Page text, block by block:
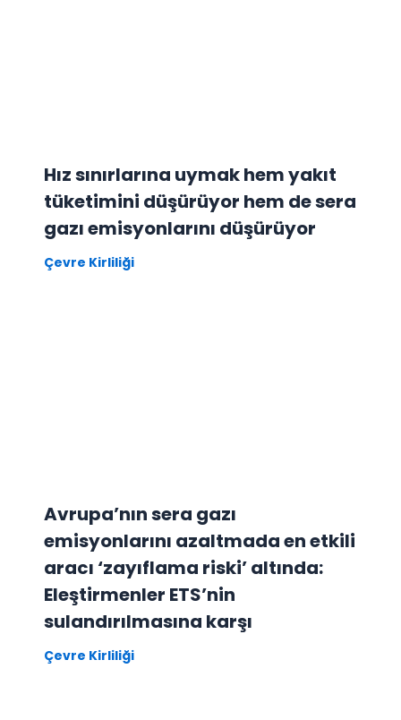
Hız sınırlarına uymak hem yakıt
tüketimini düşürüyor hem de sera
gazı emisyonlarını düşürüyor
Çevre Kirliliği
Avrupa’nın sera gazı
emisyonlarını azaltmada en etkili
aracı ‘zayıflama riski’ altında:
Eleştirmenler ETS’nin
sulandırılmasına karşı
Çevre Kirliliği